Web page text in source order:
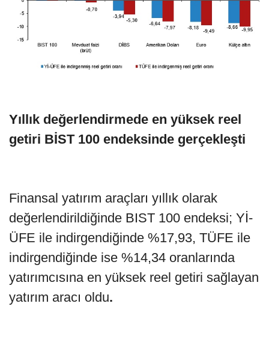
Yıllık değerlendirmede en yüksek reel
getiri BİST 100 endeksinde gerçekleşti
Finansal yatırım araçları yıllık olarak
değerlendirildiğinde BIST 100 endeksi; Yİ-
ÜFE ile indirgendiğinde %17,93, TÜFE ile
indirgendiğinde ise %14,34 oranlarında
yatırımcısına en yüksek reel getiri sağlayan
yatırım aracı oldu.